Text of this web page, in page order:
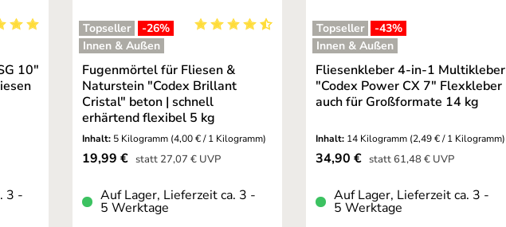
Bewertung von 5 von 5 Sternen
10"
3 -
Topseller -26%
Innen & Außen
Durchschnittliche Bewertung von 4.95 von 5 Sternen
Fugenmörtel für Fliesen &
Naturstein "Codex Brillant
Cristal" beton | schnell
erhärtend flexibel 5 kg
Inhalt: 5 Kilogramm (4,00 € / 1 Kilogramm)
Verkaufspreis:
19,99 € statt Regulärer Preis:
27,07 € UVP
Auf Lager, Lieferzeit ca. 3 -
5 Werktage
Topseller -43%
Innen & Außen
Fliesenkleber 4-in-1 Multikleber
"Codex Power CX 7" Flexkleber
auch für Großformate 14 kg
Inhalt: 14 Kilogramm (2,49 € / 1 Kilogramm)
Verkaufspreis:
34,90 € stattRegulärer Preis:
61,48 € UVP
Auf Lager, Lieferzeit ca. 3 -
5 Werktage